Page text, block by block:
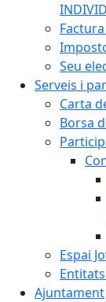
Seu
Serveis i
Carta
Borsa
Espai
Ajuntament